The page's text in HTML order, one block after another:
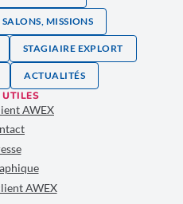
MISSIONS
STAGIAIRE EXPLORT
ACTUALITÉS
UTILES
AWEX
AWEX